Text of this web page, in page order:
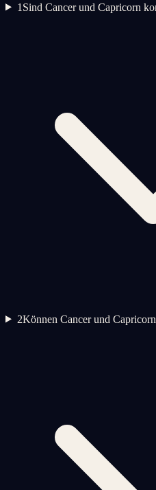
1 Sind Cancer und Capricorn
2Können Cancer und